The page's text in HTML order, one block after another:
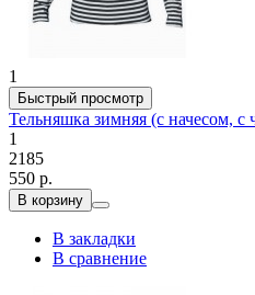
1
Быстрый просмотр
Тельняшка зимняя (с начесом, с
1
2185
550 р.
В корзину
В закладки
В сравнение